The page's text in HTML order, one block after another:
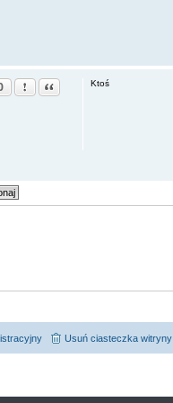
Ktoś
Zgłoś ten post
Cytuj
Usuń ciasteczka witryny